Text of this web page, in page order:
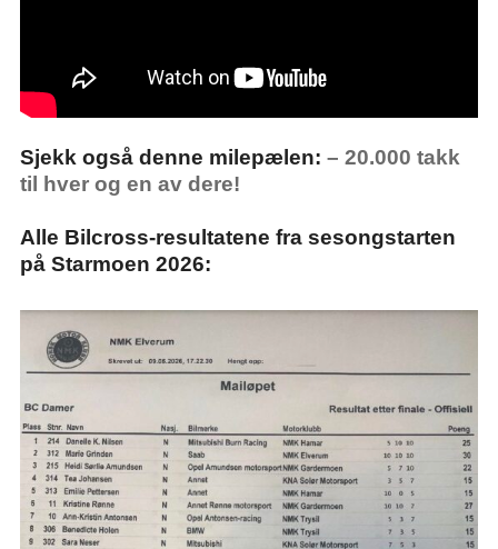
Sjekk også denne milepælen: – 20.000 takk
til hver og en av dere!
Alle Bilcross-resultatene fra sesongstarten
på Starmoen 2026: